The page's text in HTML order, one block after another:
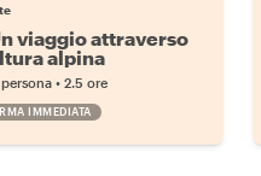
viaggio attraverso
alpina
•2.5 ore
IMMEDIATA